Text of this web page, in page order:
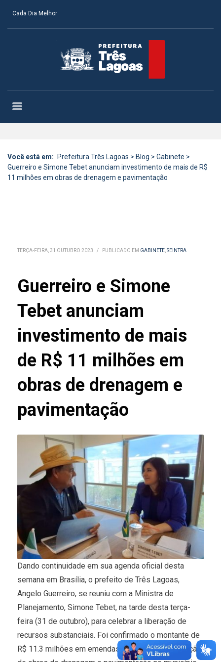
Cada Dia Melhor
Você está em: Prefeitura Três Lagoas > Blog > Gabinete >
Guerreiro e Simone Tebet anunciam investimento de mais de R$
11 milhões em obras de drenagem e pavimentação
TERÇA-FEIRA, 31 OUTUBRO 2023 / PUBLICADO EM GABINETE,SEINTRA
Guerreiro e Simone
Tebet anunciam
investimento de mais
de R$ 11 milhões em
obras de drenagem e
pavimentação
Dando continuidade em sua agenda oficial desta
semana em Brasília, o prefeito de Três Lagoas,
Angelo Guerreiro, se reuniu com a Ministra de
Planejamento, Simone Tebet, na tarde desta terça-
feira (31 de outubro), para celebrar a liberação de
recursos substanciais. Foi confirmado o montante de
R$ 11.3 milhões em emendas destinadas à execução